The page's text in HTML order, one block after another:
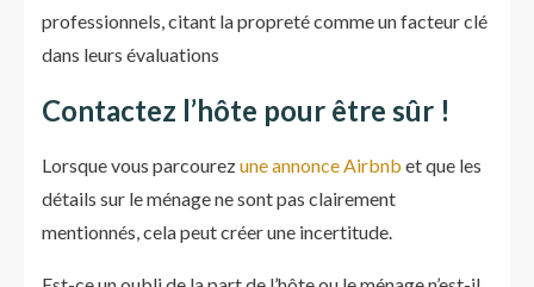
professionnels, citant la propreté comme un facteur clé
dans leurs évaluations
Contactez l’hôte pour être sûr !
Lorsque vous parcourezune annonce Airbnb et que les
détails sur le ménage ne sont pas clairement
mentionnés, cela peut créer une incertitude.